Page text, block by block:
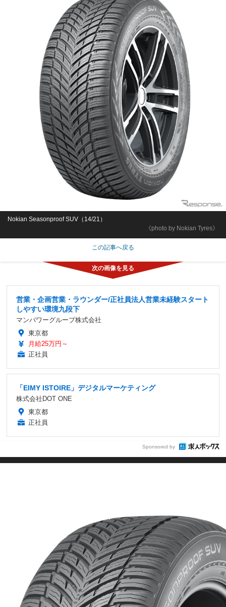
《photo by Nokian Tyres》
Nokian Seasonproof SUV（14/21）
この記事へ戻る
営業・企画営業・ラウンダー/正社員法人営業未経験スタート
しやすい環境九段下
マンパワーグループ株式会社
東京都
月給25万円～
正社員
「EIMY ISTOIRE」デジタルマーケティング
株式会社DOT ONE
東京都
正社員
Sponsored by